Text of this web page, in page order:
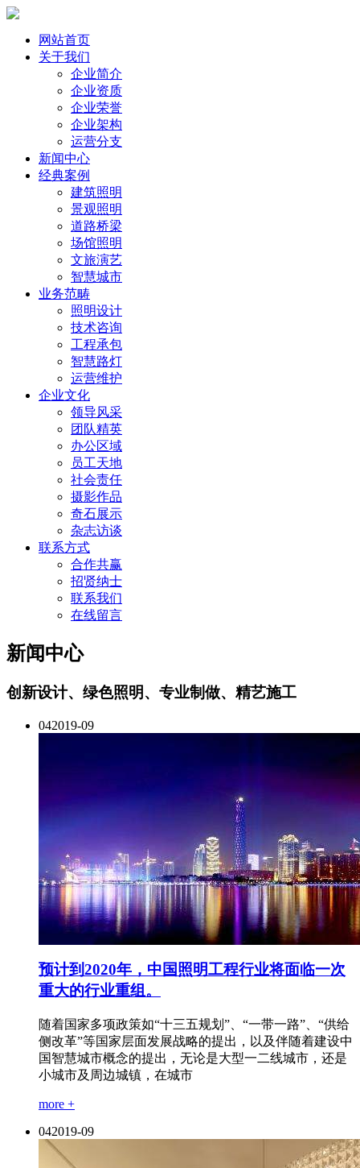
网站首页
关于我们
企业简介
企业资质
企业荣誉
企业架构
运营分支
新闻中心
经典案例
建筑照明
景观照明
道路桥梁
场馆照明
文旅演艺
智慧城市
业务范畴
照明设计
技术咨询
工程承包
智慧路灯
运营维护
企业文化
领导风采
团队精英
办公区域
员工天地
社会责任
摄影作品
奇石展示
杂志访谈
联系方式
合作共赢
招贤纳士
联系我们
在线留言
新闻中心
创新设计、绿色照明、专业制做、精艺施工
042019-09
预计到2020年，中国照明工程行业将面临一次
重大的行业重组。
随着国家多项政策如“十三五规划”、“一带一路”、“供给
侧改革”等国家层面发展战略的提出，以及伴随着建设中
国智慧城市概念的提出，无论是大型一二线城市，还是
小城市及周边城镇，在城市
more +
042019-09